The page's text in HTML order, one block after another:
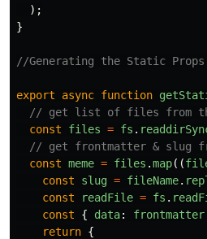
);
}
//Generating the Static
export async function
// get list of files from the
const
files = fs .
// get frontmatter & slug
const meme = files .map((
const
slug = fileName.
const
readFile = fs .
const
{ data: frontmatter
return {